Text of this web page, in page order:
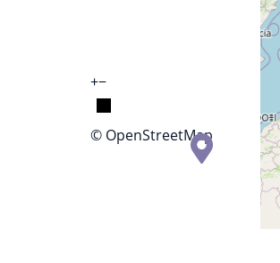
+−
© OpenStreetMap